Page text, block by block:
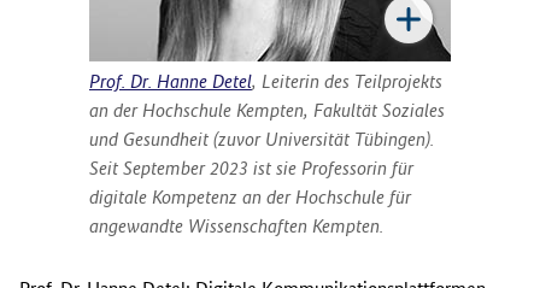
Prof. Dr. Hanne Detel, Leiterin des Teilprojekts
an der Hochschule Kempten, Fakultät Soziales
und Gesundheit (zuvor Universität Tübingen).
Seit September 2023 ist sie Professorin für
digitale Kompetenz an der Hochschule für
angewandte Wissenschaften Kempten.